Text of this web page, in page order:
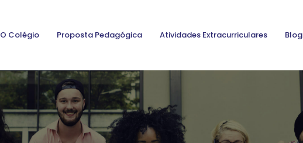
O Colégio Proposta Pedagógica Atividades Extracurriculares Blog